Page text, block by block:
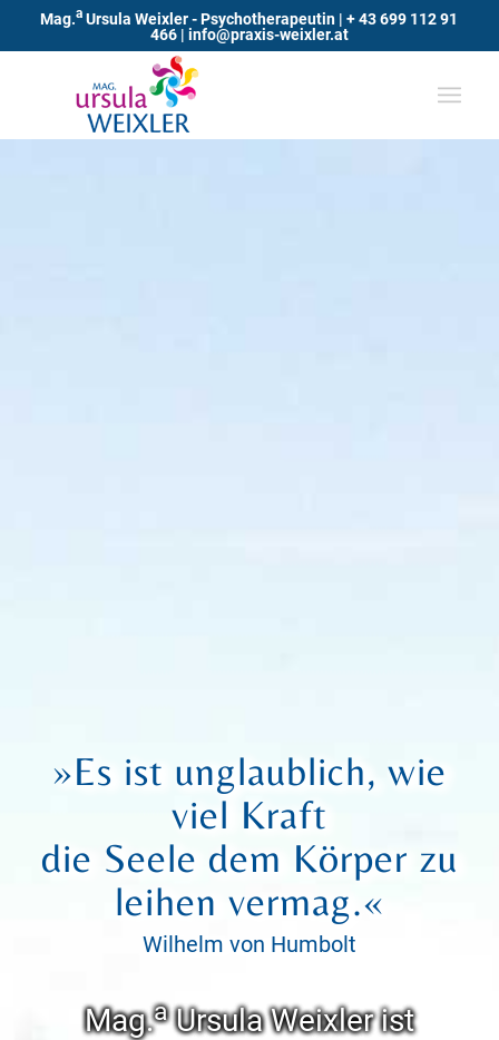
Mag.a Ursula Weixler - Psychotherapeutin |+ 43 699 112 91
466| info@praxis-weixler.at
»Es ist unglaublich, wie
viel Kraft
die Seele dem Körper zu
leihen vermag.«
Wilhelm von Humbolt
Mag.aUrsula Weixler ist